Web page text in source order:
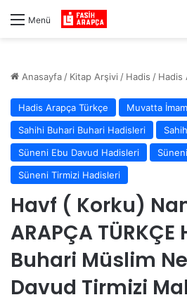
Menü
Anasayfa / Kitap Arşivi / Hadis / Hadis
Hadis Arapça Türkçe
Muvatta
Sahihi Buhari Buhari Hadisleri
Süneni Ebu Davud Hadisleri
Süneni Tirmizi Hadisleri
Havf ( Korku)
ARAPÇA TÜRKÇE
Buhari Müslim
Davud Tirmizi